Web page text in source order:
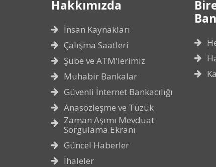
Hakkımızda
İnsan Kaynakları
Çalışma Saatleri
Şube ve ATM'lerimiz
Muhabir Bankalar
Güvenli İnternet Bankacılığı
Anasözleşme ve Tüzük
Zaman Aşımı Mevduat
Sorgulama Ekranı
Güncel Haberler
İhaleler